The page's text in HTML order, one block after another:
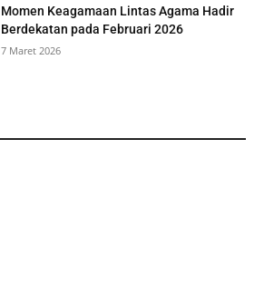
Momen Keagamaan Lintas Agama Hadir
Berdekatan pada Februari 2026
7 Maret 2026